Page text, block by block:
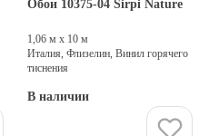
Обои 10375-04 Sirpi Nature
1,06 м х 10 м
Италия, Флизелин, Винил горячего
тиснения
В наличии